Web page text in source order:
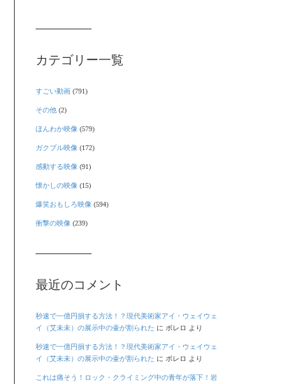
カテゴリー一覧
すごい動画 (791)
その他 (2)
ほんわか映像 (579)
ガクブル映像 (172)
感動する映像 (91)
懐かしの映像 (15)
爆笑おもしろ映像 (594)
衝撃の映像 (239)
最近のコメント
秒速で一億円損する方法！？現代美術家アイ・ウェイウェ
イ（艾未未）の展示中の壷が割られた に ボレロ より
秒速で一億円損する方法！？現代美術家アイ・ウェイウェ
イ（艾未未）の展示中の壷が割られた に ボレロ より
これは痛そう！ロック・クライミング中の青年が落下！岩